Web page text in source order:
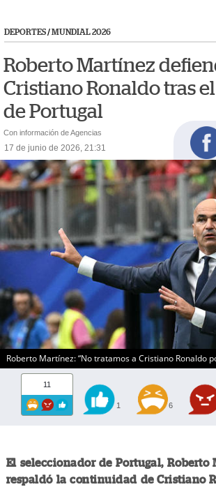
DEPORTES/MUNDIAL 2026
Roberto Martínez
Cristiano Ronaldo tras
de Portugal
Con información de Agencias
17 de junio de 2026, 21:31
Roberto Martínez: “No tratamos a Cristiano Ronaldo
11
1 6
El seleccionador de Portugal, Roberto
respaldó la continuidad de Cristiano